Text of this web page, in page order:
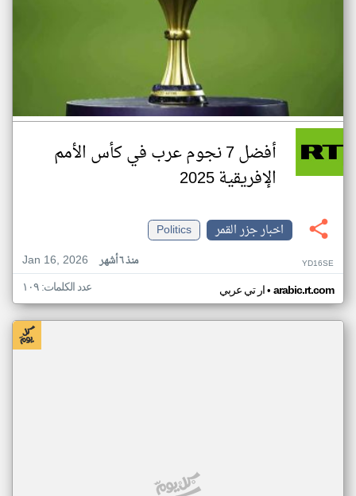
أفضل 7 نجوم عرب في كأس الأمم
الإفريقية 2025
اخبار جزر القمر
Politics
Jan 16, 2026
منذ ٦ أشهر YD16SE
ار تي عربي• arabic.rt.com عدد الكلمات: ١٠٩